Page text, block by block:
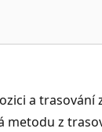
a trasování
metodu z